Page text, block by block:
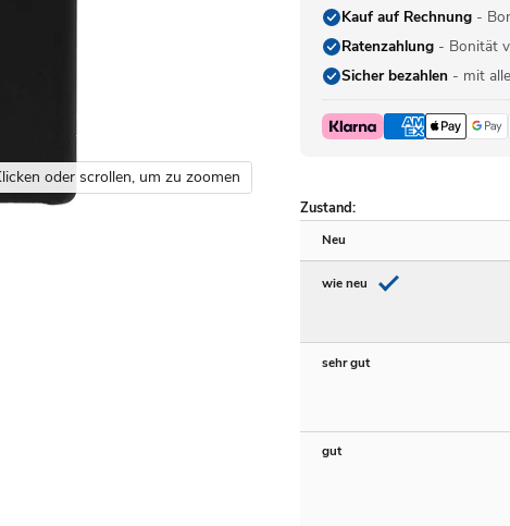
oder scrollen, um zu zoomen
Kauf auf Rechnung-
Ratenzahlung- Bonität
Sicher bezahlen- mit
Zustand:
Neu
wie neu
sehr gut
gut